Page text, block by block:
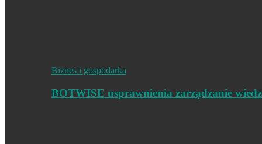
Biznes i gospodarka
BOTWISE usprawnienia zarządzanie